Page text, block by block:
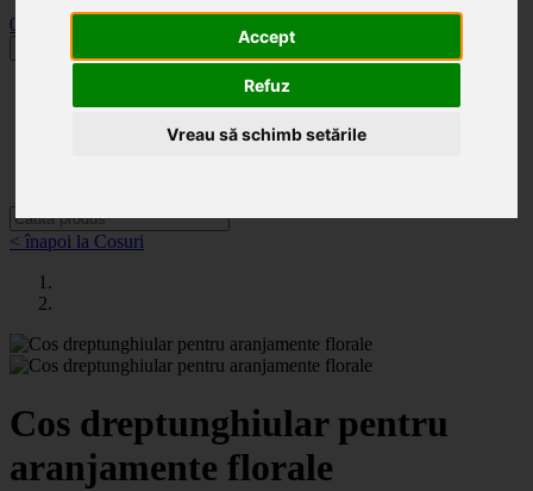
Accept
Refuz
Vreau să schimb setările
0
Categorii
< înapoi la Cosuri
Cos dreptunghiular pentru
aranjamente florale